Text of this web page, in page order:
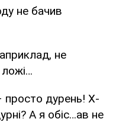
не бачив
не
просто дурень! Х-
А я обіс…ав не